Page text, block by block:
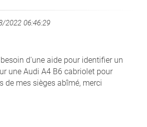
2022 06:46:29
d'une aide pour identifier un
une Audi A4 B6 cabriolet pour
de mes sièges abîmé, merci